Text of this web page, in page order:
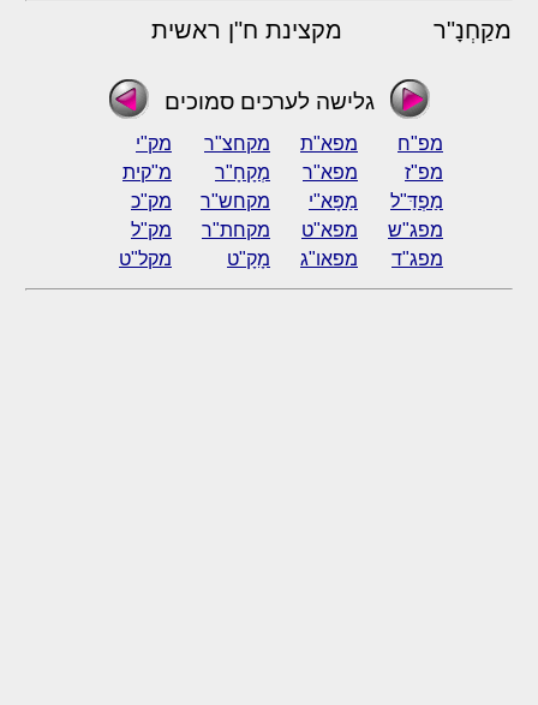
מקַחְנָ"ר מקצינת ח"ן ראשית
גלישה לערכים סמוכים
מפ"ח מפא"ת מקחצ"ר
מק"י
מפ"ז
מפא"ר מְקָחָ"ר
מ"קית
מַפְדַּ"ל
מַפָּא"י מקחש"ר
מק"כ
מפג"ש
מפא"ט מקחת"ר
מק"ל
מפג"ד
מפאו"ג מָקָ"ט מקל"ט